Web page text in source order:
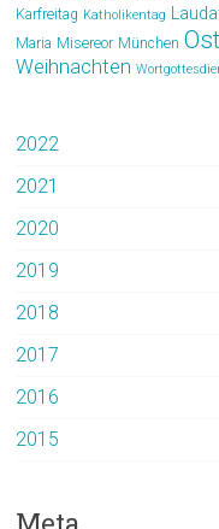
Karfreitag Katholikentag
Maria Misereor München
Weihnachten
2022
2021
2020
2019
2018
2017
2016
2015
Meta